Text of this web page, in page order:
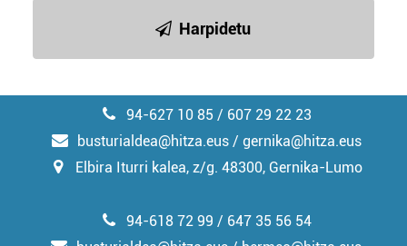
Harpidetu
94-627 10 85 / 607 29 22 23
busturialdea@hitza.eus / gernika@hitza.eus
Elbira Iturri kalea, z/g. 48300, Gernika-Lumo
94-618 72 99 / 647 35 56 54